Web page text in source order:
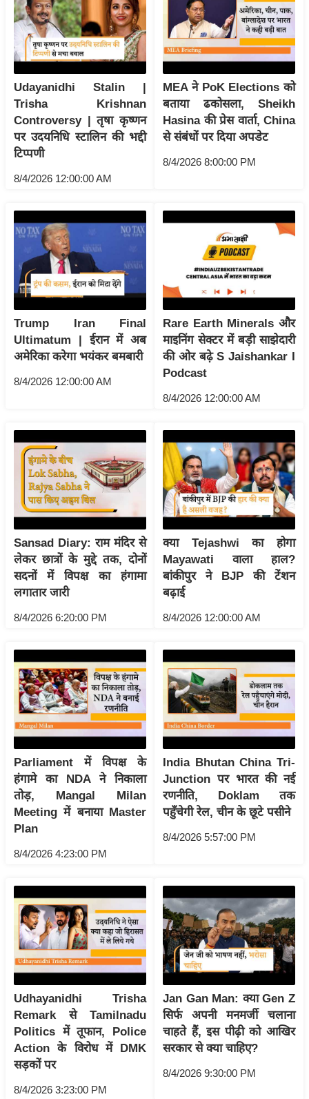
न
शि
रा
ज
नी
ति
वि
श्ले
ष
म
म
यि
क
मा
तृ
भू
मि
ए
आ
र
.
आ
ई
.
य
र
स
मी
क्षा
ध
र्म
ज्यो
ति
ष
प्र
भु
हि
मा
ध
र्म
स्थ
ल
व्र
त
त्यो
हा
र
Udayanidhi Stalin |
Trisha Krishnan
Controversy | तृषा कृष्णन
पर उदयनिधि स्टालिन की भद्दी
टिप्पणी
8/4/2026 12:00:00 AM
MEA ने PoK Elections को
बताया ढकोसला, Sheikh
Hasina की प्रेस वार्ता, China
से संबंधों पर दिया अपडेट
8/4/2026 8:00:00 PM
Trump Iran Final
Ultimatum | ईरान में अब
अमेरिका करेगा भयंकर बमबारी
8/4/2026 12:00:00 AM
Rare Earth Minerals और
माइनिंग सेक्टर में बड़ी साझेदारी
की ओर बढ़े S Jaishankar I
Podcast
8/4/2026 12:00:00 AM
Sansad Diary: राम मंदिर से
लेकर छात्रों के मुद्दे तक, दोनों
सदनों में विपक्ष का हंगामा
लगातार जारी
8/4/2026 6:20:00 PM
क्या Tejashwi का होगा
Mayawati वाला हाल?
बांकीपुर ने BJP की टेंशन
बढ़ाई
8/4/2026 12:00:00 AM
Parliament में विपक्ष के
हंगामे का NDA ने निकाला
तोड़, Mangal Milan
Meeting में बनाया Master
Plan
8/4/2026 4:23:00 PM
India Bhutan China Tri-
Junction पर भारत की नई
रणनीति, Doklam तक
पहुँचेगी रेल, चीन के छूटे पसीने
8/4/2026 5:57:00 PM
Udhayanidhi Trisha
Remark से Tamilnadu
Politics में तूफान, Police
Action के विरोध में DMK
सड़कों पर
8/4/2026 3:23:00 PM
Jan Gan Man: क्या Gen Z
सिर्फ अपनी मनमर्जी चलाना
चाहते हैं, इस पीढ़ी को आखिर
सरकार से क्या चाहिए?
8/4/2026 9:30:00 PM